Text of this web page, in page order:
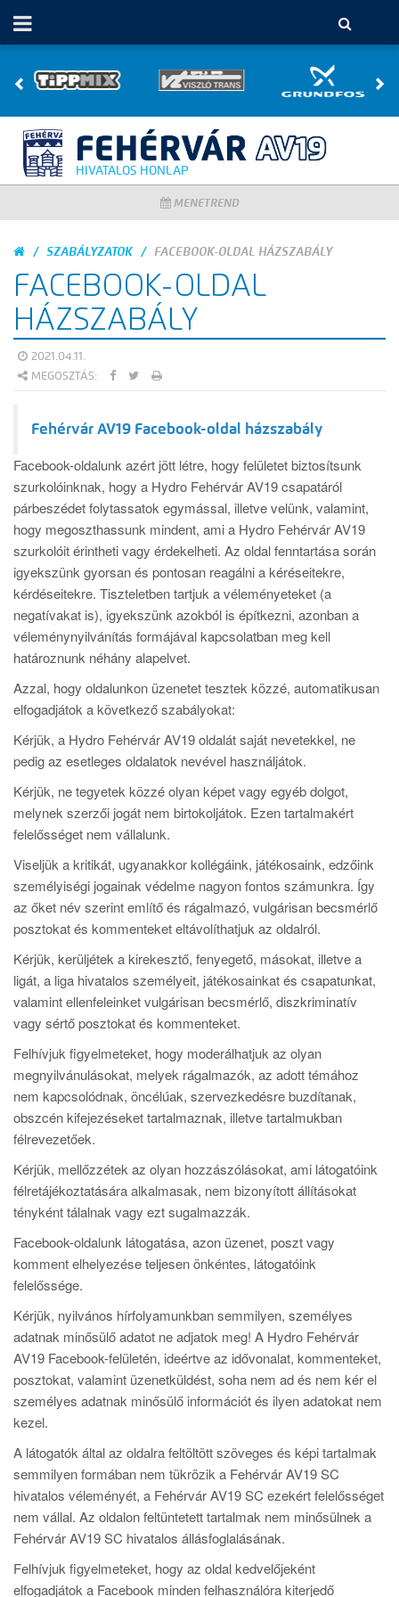
HIVATALOS HONLAP
MENETREND
SZABÁLYZATOK FACEBOOK-OLDAL HÁZSZABÁLY
FACEBOOK-OLDAL
HÁZSZABÁLY
2021.04.11.
MEGOSZTÁS:
Fehérvár AV19 Facebook-oldal házszabály
Facebook-oldalunk azért jött létre, hogy felületet biztosítsunk
szurkolóinknak, hogy a Hydro Fehérvár AV19 csapatáról
párbeszédet folytassatok egymással, illetve velünk, valamint,
hogy megoszthassunk mindent, ami a Hydro Fehérvár AV19
szurkolóit érintheti vagy érdekelheti. Az oldal fenntartása során
igyekszünk gyorsan és pontosan reagálni a kéréseitekre,
kérdéseitekre. Tiszteletben tartjuk a véleményeteket (a
negatívakat is), igyekszünk azokból is építkezni, azonban a
véleménynyilvánítás formájával kapcsolatban meg kell
határoznunk néhány alapelvet.
Azzal, hogy oldalunkon üzenetet tesztek közzé, automatikusan
elfogadjátok a következő szabályokat:
Kérjük, a Hydro Fehérvár AV19 oldalát saját nevetekkel, ne
pedig az esetleges oldalatok nevével használjátok.
Kérjük, ne tegyetek közzé olyan képet vagy egyéb dolgot,
melynek szerzői jogát nem birtokoljátok. Ezen tartalmakért
felelősséget nem vállalunk.
Viseljük a kritikát, ugyanakkor kollégáink, játékosaink, edzőink
személyiségi jogainak védelme nagyon fontos számunkra. Így
az őket név szerint említő és rágalmazó, vulgárisan becsmérlő
posztokat és kommenteket eltávolíthatjuk az oldalról.
Kérjük, kerüljétek a kirekesztő, fenyegető, másokat, illetve a
ligát, a liga hivatalos személyeit, játékosainkat és csapatunkat,
valamint ellenfeleinket vulgárisan becsmérlő, diszkriminatív
vagy sértő posztokat és kommenteket.
Felhívjuk figyelmeteket, hogy moderálhatjuk az olyan
megnyilvánulásokat, melyek rágalmazók, az adott témához
nem kapcsolódnak, öncélúak, szervezkedésre buzdítanak,
obszcén kifejezéseket tartalmaznak, illetve tartalmukban
félrevezetőek.
Kérjük, mellőzzétek az olyan hozzászólásokat, ami látogatóink
félretájékoztatására alkalmasak, nem bizonyított állításokat
tényként tálalnak vagy ezt sugalmazzák.
Facebook-oldalunk látogatása, azon üzenet, poszt vagy
komment elhelyezése teljesen önkéntes, látogatóink
felelőssége.
Kérjük, nyilvános hírfolyamunkban semmilyen, személyes
adatnak minősülő adatot ne adjatok meg! A Hydro Fehérvár
AV19 Facebook-felületén, ideértve az idővonalat, kommenteket,
posztokat, valamint üzenetküldést, soha nem ad és nem kér el
személyes adatnak minősülő információt és ilyen adatokat nem
kezel.
A látogatók által az oldalra feltöltött szöveges és képi tartalmak
semmilyen formában nem tükrözik a Fehérvár AV19 SC
hivatalos véleményét, a Fehérvár AV19 SC ezekért felelősséget
nem vállal. Az oldalon feltüntetett tartalmak nem minősülnek a
Fehérvár AV19 SC hivatalos állásfoglalásának.
Felhívjuk figyelmeteket, hogy az oldal kedvelőjeként
elfogadjátok a Facebook minden felhasználóra kiterjedő